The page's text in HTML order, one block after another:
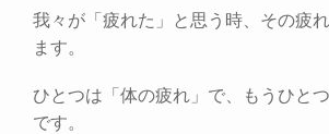
我々が「疲れた」と思う時、その疲
ます。
ひとつは「体の疲れ」で、もうひと
です。